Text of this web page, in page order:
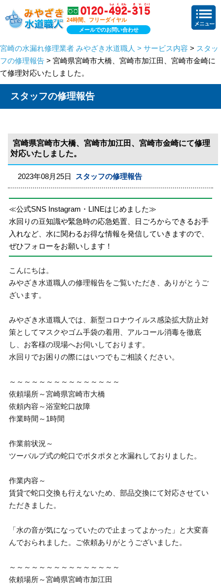
24時間、フリーダイヤル
メールでのお問い合わせ
宮崎の水漏れ修理業者 みやざき水道職人 > サービス内容 > スタッ
フの修理報告 > 宮崎県宮崎市大橋、宮崎市加江田、宮崎市金崎に
て修理対応いたしました。
スタッフの修理報告
宮崎県宮崎市大橋、宮崎市加江田、宮崎市金崎にて修理
対応いたしました。
2023年08月25日 スタッフの修理報告
≪公式SNS Instagram・LINEはじめました≫
水回りの豆知識や緊急時の応急処置、日ごろからできるお手
入れなど、水に関わるお得な情報を発信していきますので、
ぜひフォローをお願いします！
こんにちは。
みやざき水道職人の修理報告をご覧いただき、ありがとうご
ざいます。
みやざき水道職人では、新型コロナウイルス感染拡大防止対
策としてマスクやゴム手袋の着用、アルコール消毒を徹底
し、お客様の現場へお伺いしております。
水回りでお困りの際にはいつでもご相談ください。
～～～～～～～～～～～～～～～
依頼場所～宮崎県宮崎市大橋
依頼内容～浴室蛇口故障
作業時間～1時間
作業前状況～
ツーバルブ式の蛇口でポタポタと水漏れしておりました。
作業内容～
賃貸で蛇口交換も行えないため、部品交換にて対応させてい
ただきました。
「水の音が気になっていたので止まってよかった」と大変喜
んでおられました。ご依頼ありがとうございました。
～～～～～～～～～～～～～～～
依頼場所～宮崎県宮崎市加江田